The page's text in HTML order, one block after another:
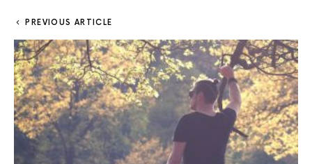
PREVIOUS ARTICLE